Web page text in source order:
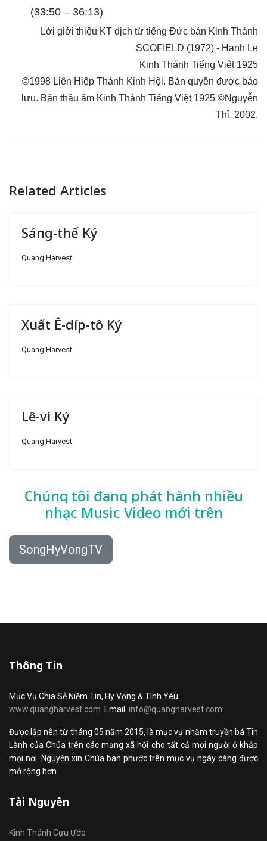
(33:50 – 36:13)
Lời giới thiệu KT dịch từ tiếng Đức bản Kinh Thánh
SCOFIELD (1972) - Hanh Le
Kinh Thánh Tiếng Việt 1925
©1998 Liên Hiệp Thánh Kinh Hội. Bản quyền được bảo
lưu. Bản thâu âm Kinh Thánh Tiếng Việt 1925 ©Nguyễn
Thỉ, 2002.
Related Articles
Sáng-thế Ký
Quang Harvest
Xuất Ê-díp-tô Ký
Quang Harvest
Lê-vi Ký
Quang Harvest
Chúng tôi đang phát hành nhiều
nhạc Music Video mới trên
SongHyVongTV
Thông Tin
Mục Vụ Chia Sẻ Niềm Tin, Hy Vọng & Tình Yêu
www.quangharvest.com Email: info@quangharvest.com
Được lập nên từ tháng 05 năm 2015, là mục vụ nhằm truyền bá Tin
Lành của Chúa trên các mạng xã hội cho tất cả mọi người ở khắp
mọi nơi. Nguyện xin Chúa ban phước trên mục vụ ngày càng được
mở rộng hơn.
Tài Nguyên
Kinh Thánh Cựu Ước